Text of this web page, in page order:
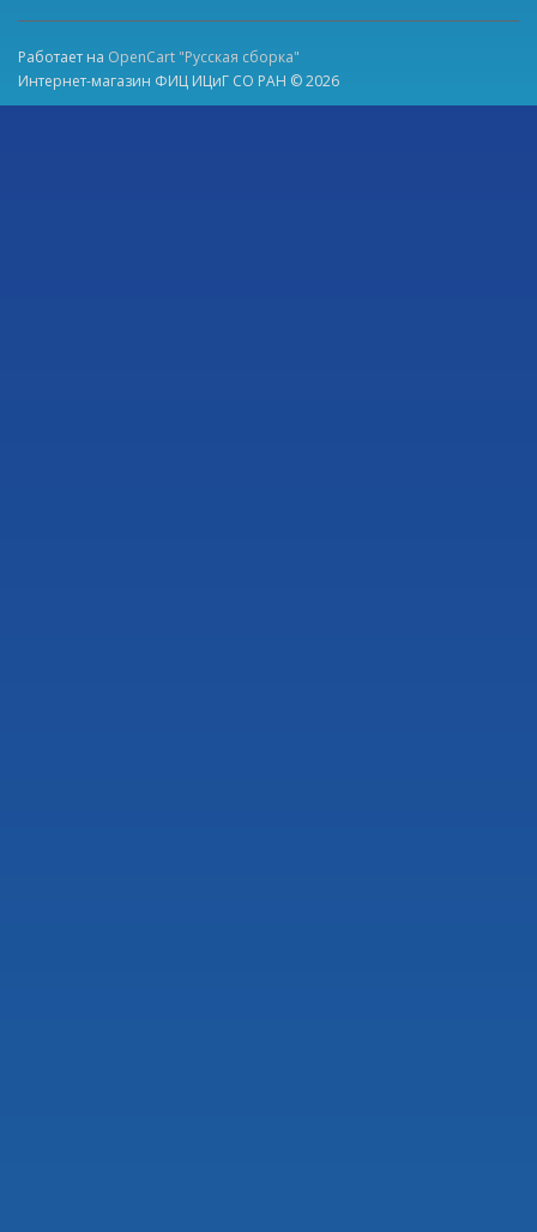
Работает на OpenCart "Русская сборка"
Интернет-магазин ФИЦ ИЦиГ СО РАН © 2026